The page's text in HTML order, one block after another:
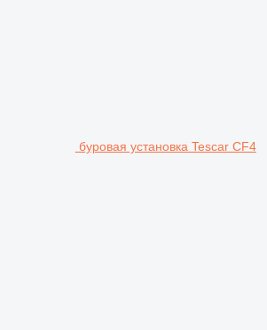
буровая установка Tescar CF4